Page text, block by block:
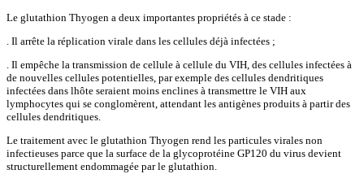
Le glutathion Thyogen a deux importantes propriétés à ce stade :
. Il arrête la réplication virale dans les cellules déjà infectées ;
. Il empêche la transmission de cellule à cellule du VIH, des cellules infectées à
de nouvelles cellules potentielles, par exemple des cellules dendritiques
infectées dans lhôte seraient moins enclines à transmettre le VIH aux
lymphocytes qui se conglomèrent, attendant les antigènes produits à partir des
cellules dendritiques.
Le traitement avec le glutathion Thyogen rend les particules virales non
infectieuses parce que la surface de la glycoprotéine GP120 du virus devient
structurellement endommagée par le glutathion.